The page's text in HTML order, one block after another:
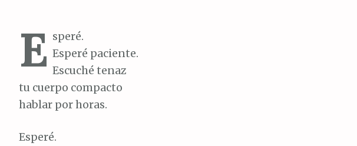
E speré.
Esperé paciente.
Escuché tenaz
tu cuerpo compacto
hablar por horas.
Esperé.